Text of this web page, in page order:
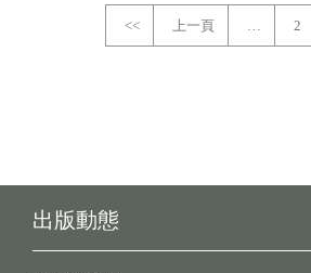
<< 上一頁 … 2
出版動態